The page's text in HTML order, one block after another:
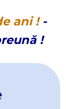
ani !-
!